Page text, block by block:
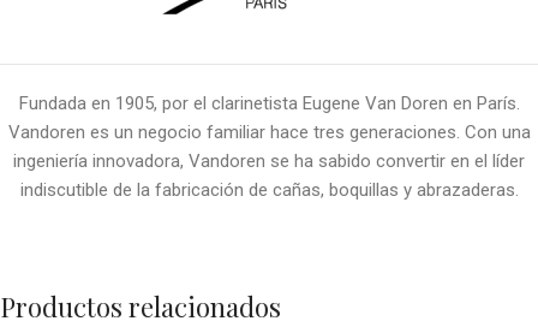
Fundada en 1905, por el clarinetista Eugene Van Doren en París.
Vandoren es un negocio familiar hace tres generaciones. Con una
ingeniería innovadora, Vandoren se ha sabido convertir en el líder
indiscutible de la fabricación de cañas, boquillas y abrazaderas.
Productos relacionados